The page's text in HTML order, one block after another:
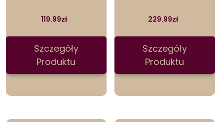
119.99zł
Szczegóły
Produktu
229.99zł
Szczegóły
Produktu